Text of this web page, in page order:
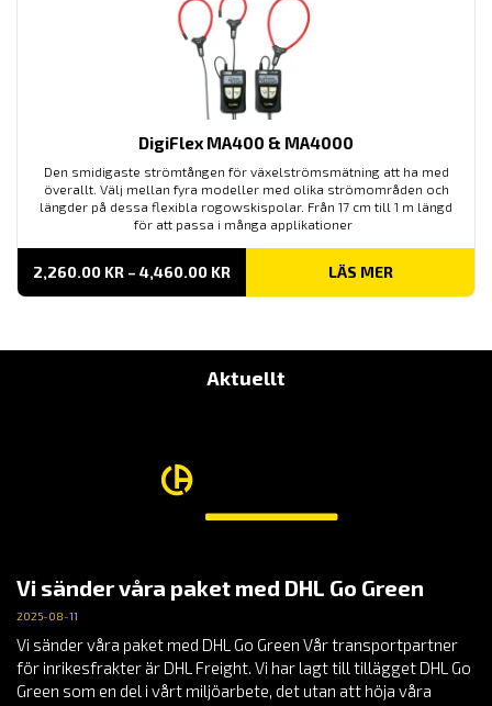
DigiFlex MA400 & MA4000
Den smidigaste strömtången för växelströmsmätning att ha med
överallt. Välj mellan fyra modeller med olika strömområden och
längder på dessa flexibla rogowskispolar. Från 17 cm till 1 m längd
för att passa i många applikationer
2,260.00 KR – 4,460.00 KRPRISINTERVALL:
TILL
LÄS MER
Aktuellt
Vi sänder våra paket med DHL Go Green
2025-08-11
Vi sänder våra paket med DHL Go Green Vår transportpartner
för inrikesfrakter är DHL Freight. Vi har lagt till tillägget DHL Go
Green som en del i vårt miljöarbete, det utan att höja våra